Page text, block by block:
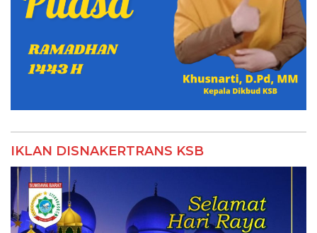
IKLAN DISNAKERTRANS KSB